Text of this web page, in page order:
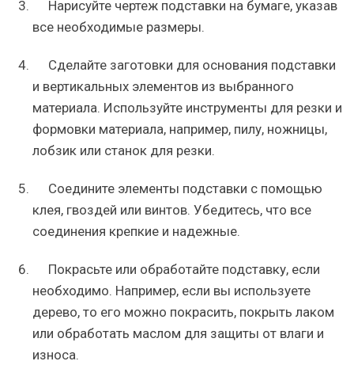
Нарисуйте чертеж подставки на бумаге, указав
все необходимые размеры.
Сделайте заготовки для основания подставки
и вертикальных элементов из выбранного
материала. Используйте инструменты для резки и
формовки материала, например, пилу, ножницы,
лобзик или станок для резки.
Соедините элементы подставки с помощью
клея, гвоздей или винтов. Убедитесь, что все
соединения крепкие и надежные.
Покрасьте или обработайте подставку, если
необходимо. Например, если вы используете
дерево, то его можно покрасить, покрыть лаком
или обработать маслом для защиты от влаги и
износа.